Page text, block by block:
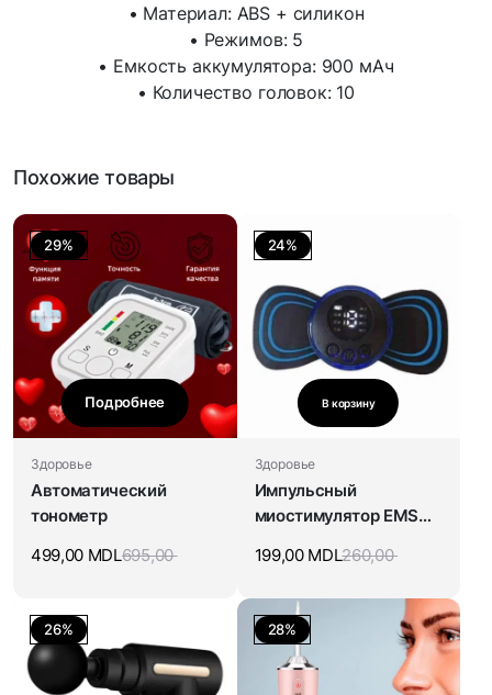
• Материал: ABS + силикон
• Режимов: 5
• Емкость аккумулятора: 900 мАч
• Количество головок: 10
Похожие товары
29%
Подробнее
Здоровье
Автоматический
тонометр
695,00
499,00 MDL
24%
В корзину
Здоровье
Импульсный
миостимулятор EMS
260,00
199,00 MDL
26% 28%